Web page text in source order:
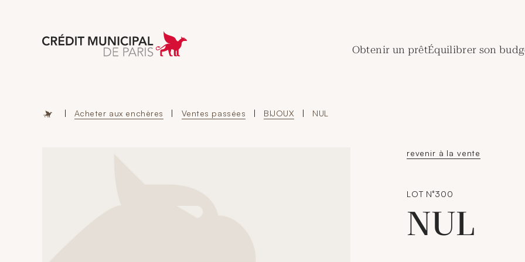
Aller à l'accueil de Crédit Municipal de Paris
Obtenir un prêtÉquilibrer son
| Acheter aux enchères | Ventes passées | BIJOUX | NUL
revenir à la vente
LOT N°300
NUL